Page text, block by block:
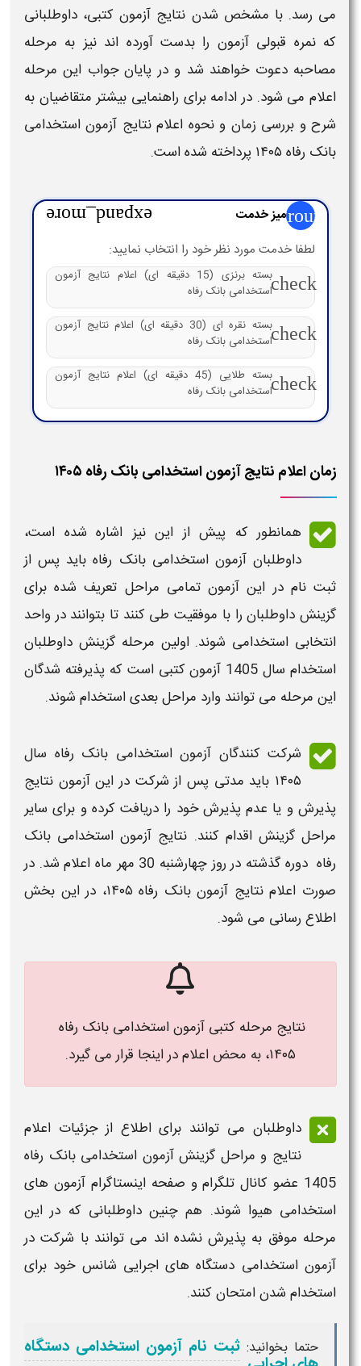
می رسد. با مشخص شدن نتایج آزمونکتبی، داوطلبانی
که نمره قبولیآزمون را بدست آورده اند نیز به مرحله
مصاحبهدعوت خواهند شد و در پایانجواب این مرحله
اعلام می شود. در ادامه برای راهنمایی بیشتر متقاضیان به
شرح و بررسی زمان و نحوه اعلام نتایج آزمون استخدامی
بانک رفاه ۱۴۰۵
پرداخته شده است.
groupمیز خدمت expand_more
لطفا خدمت مورد نظر خود را انتخاب نمایید:
check
بسته برنزی (15 دقیقه ای) اعلام نتایج آزمون
استخدامی بانک رفاه
check
بسته نقره ای (30 دقیقه ای) اعلام نتایج آزمون
استخدامی بانک رفاه
check
بسته طلایی (45 دقیقه ای) اعلام نتایج آزمون
استخدامی بانک رفاه
زمان اعلام نتایج آزمون استخدامی بانک رفاه ۱۴۰۵
همانطور که پیش از این نیز اشاره شده است،
داوطلبانآزمون استخدامی بانک رفاه باید پس از
ثبت نام در این آزمونتمامی مراحل تعریف شده برای
گزینش داوطلبان را با موفقیت طی کنند تا بتوانند در واحد
انتخابی استخدامی شوند. اولین مرحله گزینش داوطلبان
استخدام سال 1405 آزمون کتبی
است که پذیرفته شدگان
این مرحله می توانند وارد مراحل بعدیاستخدام شوند.
شرکت کنندگان آزمون استخدامی بانک رفاه سال
۱۴۰۵ باید مدتی پس از شرکت در اینآزمون نتایج
پذیرش و یا عدم پذیرش خود را دریافت کرده و برای سایر
مراحل گزینش اقدام کنند. نتایج آزمون استخدامی بانک
رفاه دوره گذشته در روز چهارشنبه 30 مهر ماه اعلام شد. در
صورت اعلام نتایج آزمون بانک رفاه ۱۴۰۵، در این بخش
اطلاع رسانی می شود.
نتایج مرحله کتبی آزمون استخدامی بانک رفاه
۱۴۰۵، به محض اعلام در اینجا قرار می گیرد.
داوطلبان می توانند برای اطلاع از جزئیات اعلام
نتایج و مراحل گزینشآزمون استخدامی بانک رفاه
1405 عضو کانال تلگرام و صفحه اینستاگرامآزمون های
استخدامی هیوا شوند. هم چنین داوطلبانی که در این
مرحله موفق به پذیرش نشده اند می توانند با شرکت در
آزمون استخدامی دستگاه های اجرایی شانس خود برای
استخدام شدن امتحان کنند.
حتما بخوانید: ثبت نام آزمون استخدامی دستگاه